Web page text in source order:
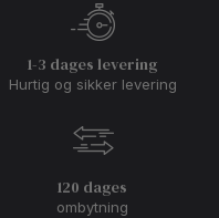
1-3 dages levering
Hurtig og sikker levering
120 dages
ombytning